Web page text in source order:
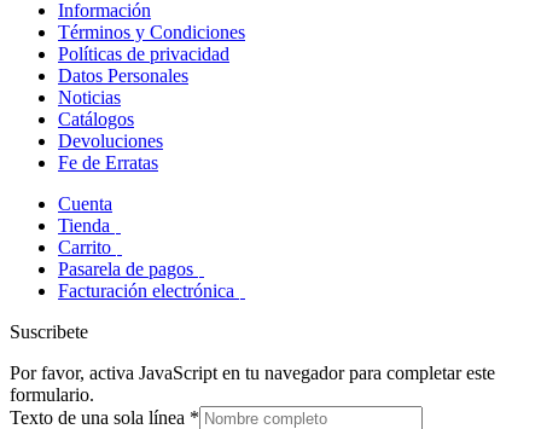
Información
Términos y Condiciones
Políticas de privacidad
Datos Personales
Noticias
Catálogos
Devoluciones
Fe de Erratas
Cuenta
Tienda
Carrito
Pasarela de pagos
Facturación electrónica
Suscribete
Por favor, activa JavaScript en tu navegador para completar este
formulario.
Texto de una sola línea *